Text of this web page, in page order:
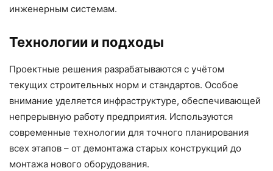
инженерным системам.
Технологии и подходы
Проектные решения разрабатываются с учётом
текущих строительных норм и стандартов. Особое
внимание уделяется инфраструктуре, обеспечивающей
непрерывную работу предприятия. Используются
современные технологии для точного планирования
всех этапов – от демонтажа старых конструкций до
монтажа нового оборудования.